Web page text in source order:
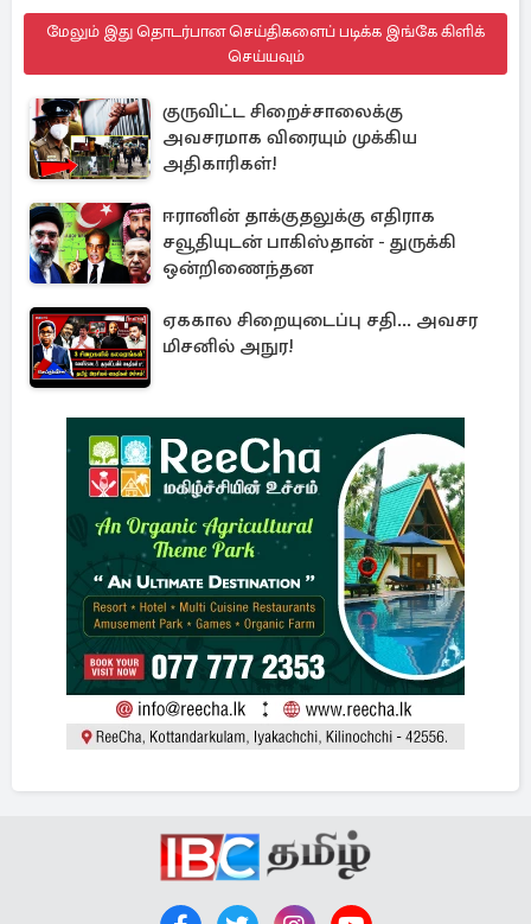
மேலும் இது தொடர்பான செய்திகளைப் படிக்க இங்கே கிளிக்
செய்யவும்
குருவிட்ட சிறைச்சாலைக்கு
அவசரமாக விரையும் முக்கிய
அதிகாரிகள்!
ஈரானின் தாக்குதலுக்கு எதிராக
சவூதியுடன் பாகிஸ்தான் - துருக்கி
ஒன்றிணைந்தன
ஏககால சிறையுடைப்பு சதி... அவசர
மிசனில் அநுர!